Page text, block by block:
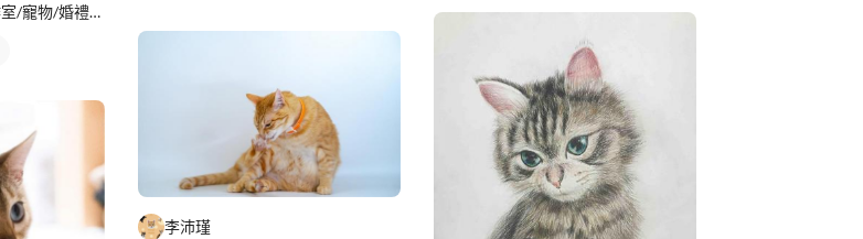
Devin個人影像工作室/寵物/婚禮/紀錄
李沛瑾